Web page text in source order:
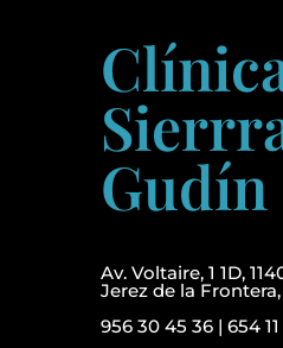
Gudín
Av. Voltaire, 1 1D,
Jerez de la
956 30 45 36| 654